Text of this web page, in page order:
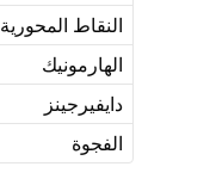
النقاط المحورية
الهارمونيك
دايفيرجينز
الفجوة